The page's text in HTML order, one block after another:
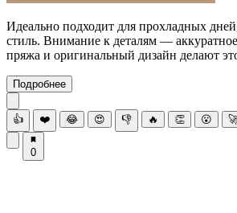
Идеально подходит для прохладных
стиль. Внимание к деталям —
пряжа и оригинальный дизайн делают
Подробнее
👍 ❤️ 😂 😍 👎 🔥 👏 😮
0